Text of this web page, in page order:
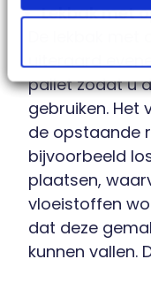
Lekbak met
De lekbak met
uiteraard
pallet zodat u
gebruiken. Het
de opstaande
bijvoorbeeld
plaatsen,
vloeistoffen
dat deze
kunnen vallen.